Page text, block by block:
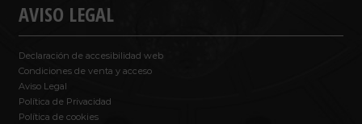
AVISO LEGAL
Declaración de accesibilidad web
Condiciones de venta y acceso
Aviso Legal
Política de Privacidad
Política de cookies